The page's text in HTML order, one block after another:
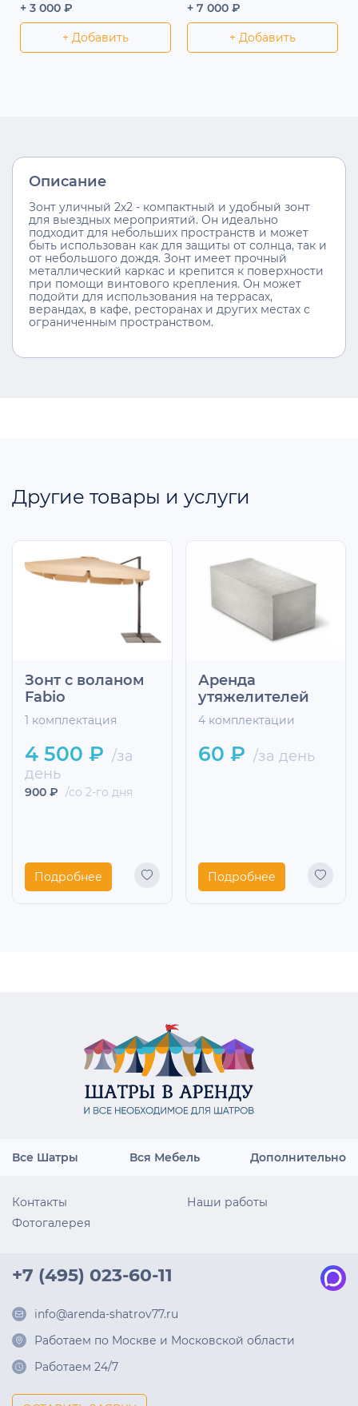
+ 3 000 ₽
+ Добавить
+ 7 000 ₽
+ Добавить
Описание
Зонт уличный 2x2 - компактный и удобный зонт
для выездных мероприятий. Он идеально
подходит для небольших пространств и может
быть использован как для защиты от солнца, так и
от небольшого дождя. Зонт имеет прочный
металлический каркас и крепится к поверхности
при помощи винтового крепления. Он может
подойти для использования на террасах,
верандах, в кафе, ресторанах и других местах с
ограниченным пространством.
Другие товары и услуги
Зонт с воланом
Fabio
1 комплектация
4 500 ₽ /за
день
900 ₽ /со 2-го дня
Подробнее
Аренда
утяжелителей
4 комплектации
60 ₽ /за день
Подробнее
Все Шатры Вся Мебель Дополнительно
Контакты
Наши работы
Фотогалерея
+7 (495) 023-60-11
info@arenda-shatrov77.ru
Работаем по Москве и Московской области
Работаем 24/7